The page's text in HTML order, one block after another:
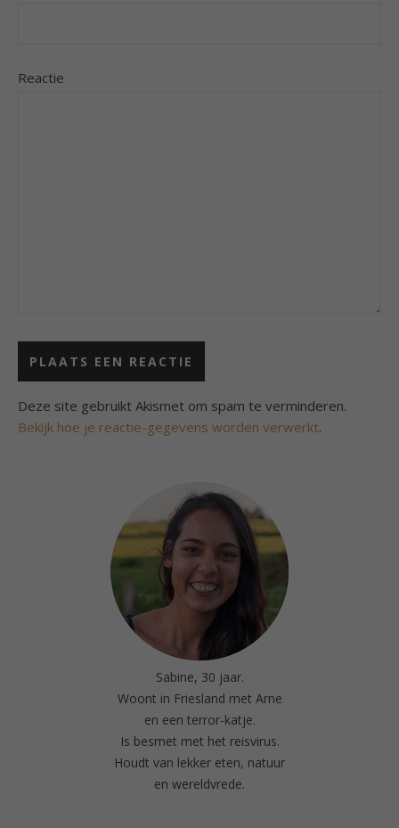
Reactie
Deze site gebruikt Akismet om spam te verminderen.
Bekijk hoe je reactie-gegevens worden verwerkt.
Sabine, 30 jaar.
Woont in Friesland met Arne
en een terror-katje.
Is besmet met het reisvirus.
Houdt van lekker eten, natuur
en wereldvrede.